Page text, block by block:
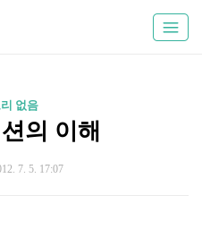
없음
의 이해
7. 5. 17:07